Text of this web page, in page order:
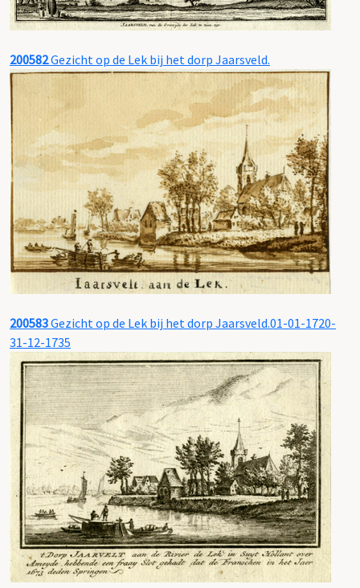
200582Gezicht op de Lek bij het dorp Jaarsveld.
200583Gezicht op de Lek bij het dorp Jaarsveld.01-01-1720-
31-12-1735